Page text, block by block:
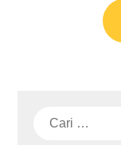
Cari